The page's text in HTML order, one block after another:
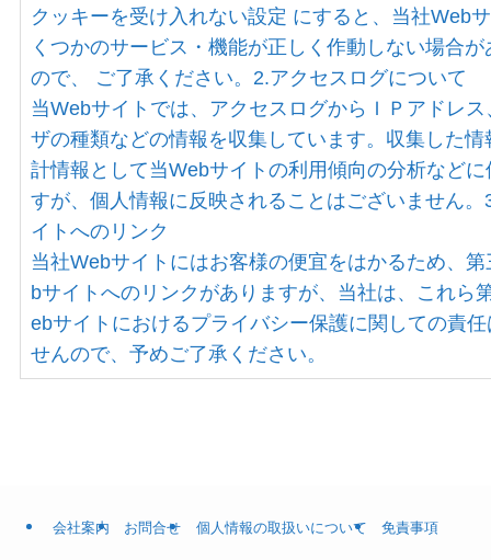
クッキーを受け入れない設定 にすると、当社Web
くつかのサービス・機能が正しく作動しない場合が
ので、 ご了承ください。2.アクセスログについて
当Webサイトでは、アクセスログからＩＰアドレス
ザの種類などの情報を収集しています。収集した情
計情報として当Webサイトの利用傾向の分析などに
すが、個人情報に反映されることはございません。
イトへのリンク
当社Webサイトにはお客様の便宜をはかるため、
bサイトへのリンクがありますが、当社は、これら
ebサイトにおけるプライバシー保護に関しての責
せんので、予めご了承ください。
会社案内 お問合せ 個人情報の取扱いについて 免責事項